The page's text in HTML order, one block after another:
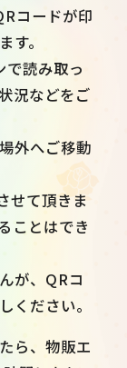
コードが印
。
読み取っ
況などをご
外へご移動
せて頂きま
ことはでき
が、QRコ
ください。
ら、物販エ